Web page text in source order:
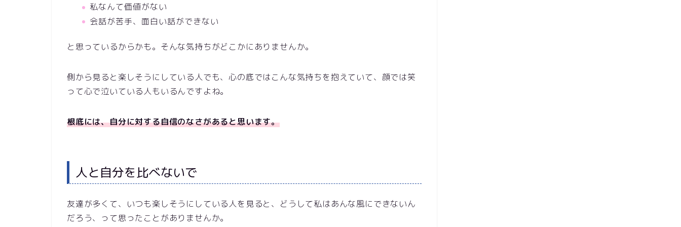
私なんて価値がない
会話が苦手、面白い話ができない
と思っているからかも。そんな気持ちがどこかにありませんか。
側から見ると楽しそうにしている人でも、心の底ではこんな気持ちを抱えていて、顔では笑
って心で泣いている人もいるんですよね。
根底には、自分に対する自信のなさがあると思います。
人と自分を比べないで
友達が多くて、いつも楽しそうにしている人を見ると、どうして私はあんな風にできないん
だろう、って思ったことがありませんか。